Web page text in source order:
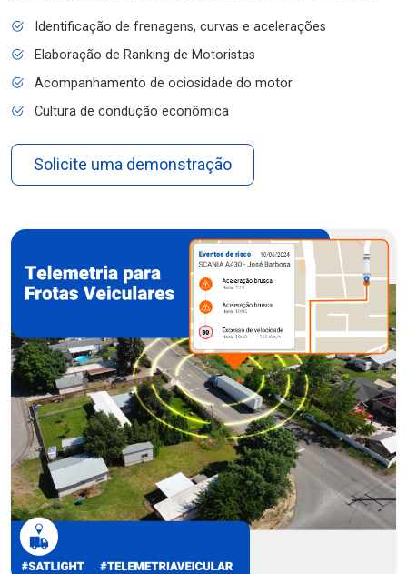
Identificação de frenagens, curvas e acelerações
Elaboração de Ranking de Motoristas
Acompanhamento de ociosidade do motor
Cultura de condução econômica
Solicite uma demonstração